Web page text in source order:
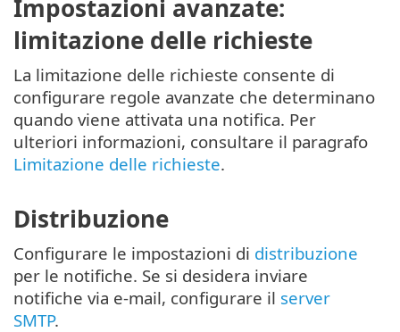
Impostazioni avanzate:
limitazione delle richieste
La limitazione delle richieste consente di
configurare regole avanzate che determinano
quando viene attivata una notifica. Per
ulteriori informazioni, consultare il paragrafo
Limitazione delle richieste.
Distribuzione
Configurare le impostazioni di distribuzione
per le notifiche. Se si desidera inviare
notifiche via e-mail, configurare il server
SMTP.